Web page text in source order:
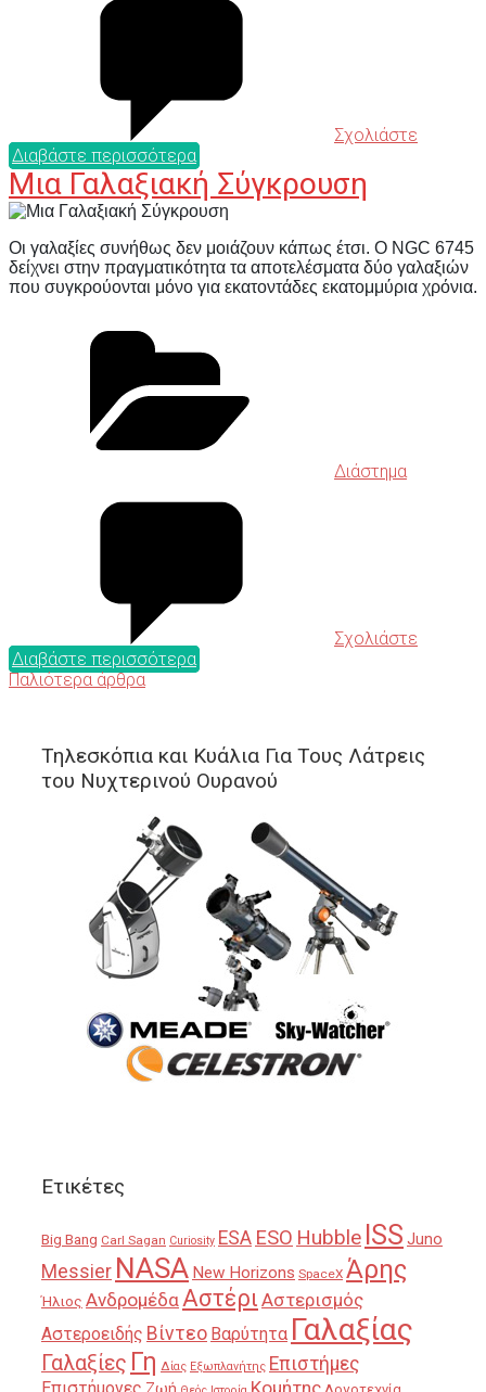
Σχολιάστε
Διαβάστε περισσότερα
Μια Γαλαξιακή Σύγκρουση
Οι γαλαξίες συνήθως δεν μοιάζουν κάπως έτσι. Ο NGC 6745
δείχνει στην πραγματικότητα τα αποτελέσματα δύο γαλαξιών
που συγκρούονται μόνο για εκατοντάδες εκατομμύρια χρόνια.
Διάστημα
Σχολιάστε
Διαβάστε περισσότερα
Παλιότερα άρθρα
Τηλεσκόπια και Κυάλια Για Τους Λάτρεις
του Νυχτερινού Ουρανού
Ετικέτες
Big Bang Carl Sagan Curiosity ESA ESO Hubble ISS Juno
Messier NASA New Horizons SpaceX Άρης
Ήλιος Ανδρομέδα Αστέρι Αστερισμός
Αστεροειδής Βίντεο Βαρύτητα Γαλαξίας
Γαλαξίες Γη Δίας Εξωπλανήτης Επιστήμες
Κομήτης